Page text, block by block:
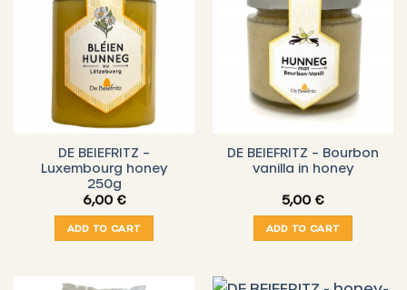
DE BEIEFRITZ –
Luxembourg honey
250g
6,00 €
ADD TO CART
DE BEIEFRITZ – Bourbon
vanilla in honey
5,00 €
ADD TO CART